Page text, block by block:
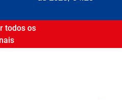
todos os